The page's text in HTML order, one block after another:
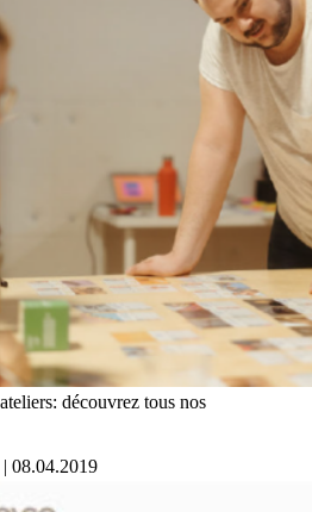
découvrez tous nos
| 08.04.2019